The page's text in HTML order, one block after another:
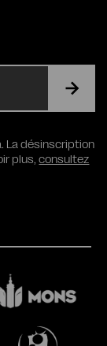
La désinscription
plus,consultez